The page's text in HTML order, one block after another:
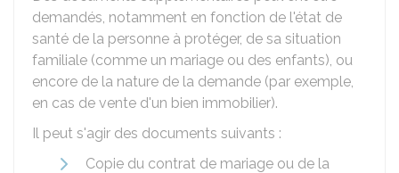
demandés, notamment en fonction de l'état de
santé de la personne à protéger, de sa situation
familiale (comme un mariage ou des enfants), ou
encore de la nature de la demande (par exemple,
en cas de vente d'un bien immobilier).
Il peut s'agir des documents suivants :
Copie du contrat de mariage ou de la